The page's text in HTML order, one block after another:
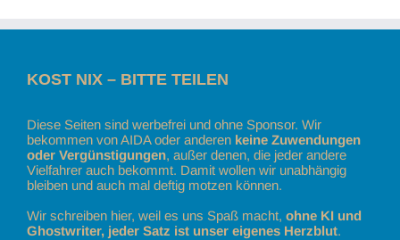
KOST NIX – BITTE TEILEN
Diese Seiten sind werbefrei und ohne Sponsor. Wir
bekommen von AIDA oder anderen keine Zuwendungen
oder Vergünstigungen, außer denen, die jeder andere
Vielfahrer auch bekommt. Damit wollen wir unabhängig
bleiben und auch mal deftig motzen können.
Wir schreiben hier, weil es uns Spaß macht, ohne KI und
Ghostwriter, jeder Satz ist unser eigenes Herzblut.